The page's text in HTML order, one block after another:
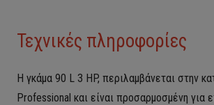
Τεχνικές πληροφορίες
Η γκάμα 90 L 3 HP, περιλαμβάνεται στην
Professional και είναι προσαρμοσμένη για